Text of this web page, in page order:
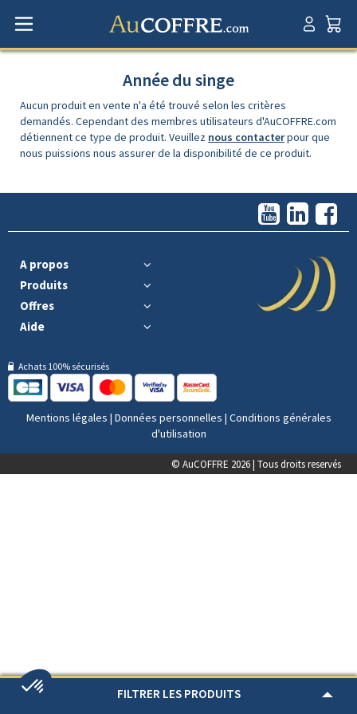
FILTRER LES PRODUITS
Année du singe
Aucun produit en vente n'a été trouvé selon les critères
demandés. Cependant des membres utilisateurs d'AuCOFFRE.com
détiennent ce type de produit. Veuillez nous contacterpour que
nous puissions nous assurer de la disponibilité de ce produit.
A propos
Produits
Offres
Aide
Achats 100% sécurisés
Mentions légales | Données personnelles | Conditions générales
d'utilisation
© AuCOFFRE 2026 | Tous droits reservés